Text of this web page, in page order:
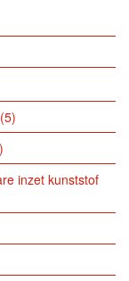
5
inzet kunststof